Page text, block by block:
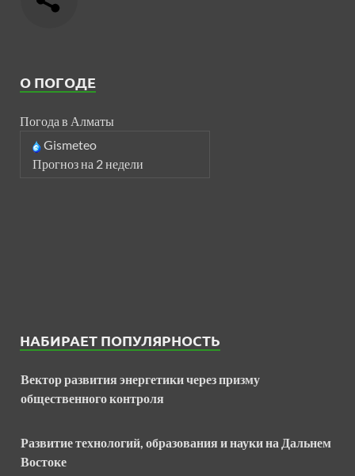
О ПОГОДЕ
Погода в Алматы
Gismeteo
Прогноз на 2 недели
НАБИРАЕТ ПОПУЛЯРНОСТЬ
Вектор развития энергетики через призму
общественного контроля
Развитие технологий, образования и науки на Дальнем
Востоке